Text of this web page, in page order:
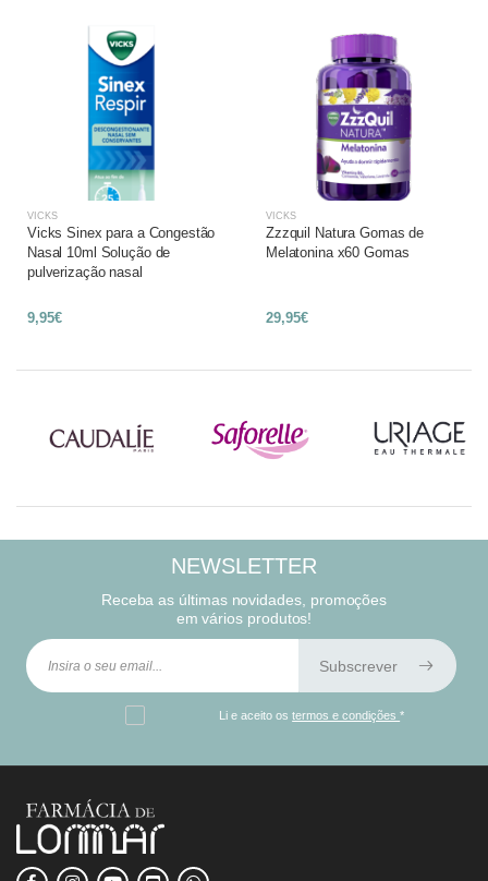
VICKS
Vicks Sinex para a Congestão
Nasal 10ml Solução de
pulverização nasal
9,95€
VICKS
Zzzquil Natura Gomas de
Melatonina x60 Gomas
29,95€
NEWSLETTER
Receba as últimas novidades, promoções
em vários produtos!
Subscrever
Li e aceito ostermos e condições*